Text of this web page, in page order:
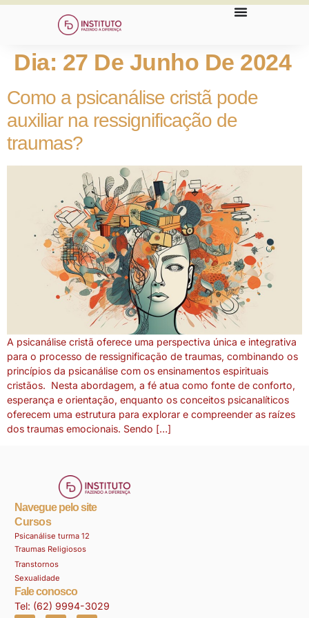
Dia: 27 De Junho De 2024
Como a psicanálise cristã pode
auxiliar na ressignificação de
traumas?
A psicanálise cristã oferece uma perspectiva única e integrativa
para o processo de ressignificação de traumas, combinando os
princípios da psicanálise com os ensinamentos espirituais
cristãos. Nesta abordagem, a fé atua como fonte de conforto,
esperança e orientação, enquanto os conceitos psicanalíticos
oferecem uma estrutura para explorar e compreender as raízes
dos traumas emocionais. Sendo […]
Navegue pelo site
Cursos
Psicanálise turma 12
Traumas Religiosos
Transtornos
Sexualidade
Fale conosco
Tel: (62) 9994-3029